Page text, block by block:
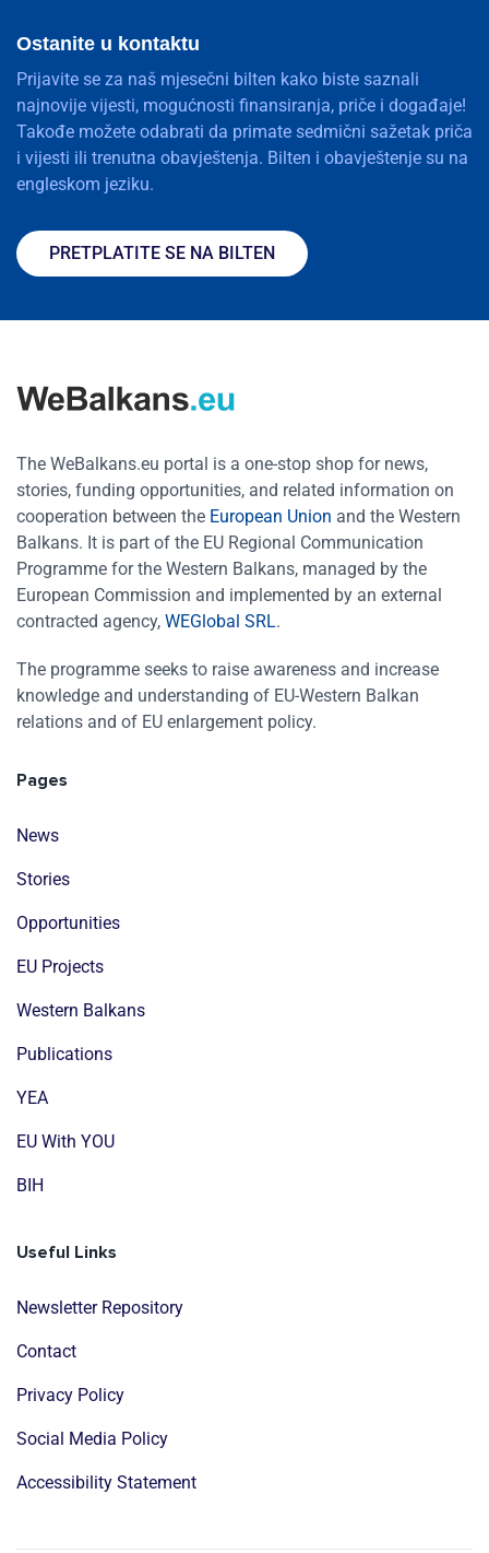
Ostanite u kontaktu
Prijavite se za naš mjesečni bilten kako biste saznali
najnovije vijesti, mogućnosti finansiranja, priče i događaje!
Takođe možete odabrati da primate sedmični sažetak priča
i vijesti ili trenutna obavještenja. Bilten i obavještenje su na
engleskom jeziku.
PRETPLATITE SE NA BILTEN
The WeBalkans.eu portal is a one-stop shop for news,
stories, funding opportunities, and related information on
cooperation between the European Union and the Western
Balkans. It is part of the EU Regional Communication
Programme for the Western Balkans, managed by the
European Commission and implemented by an external
contracted agency, WEGlobal SRL.
The programme seeks to raise awareness and increase
knowledge and understanding of EU-Western Balkan
relations and of EU enlargement policy.
Pages
News
Stories
Opportunities
EU Projects
Western Balkans
Publications
YEA
EU With YOU
BIH
Useful Links
Newsletter Repository
Contact
Privacy Policy
Social Media Policy
Accessibility Statement